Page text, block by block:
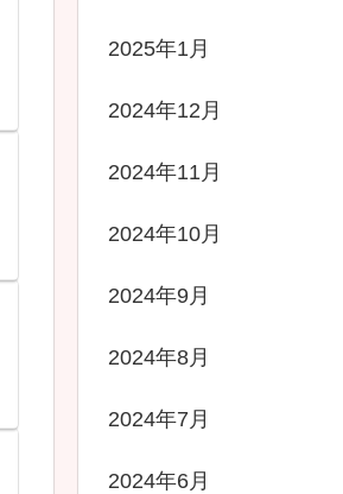
2025年1月
2024年12月
2024年11月
2024年10月
2024年9月
2024年8月
2024年7月
2024年6月